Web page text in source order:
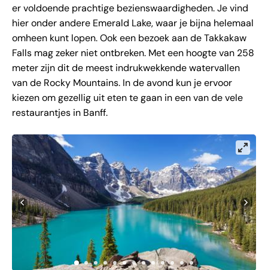
er voldoende prachtige bezienswaardigheden. Je vind
hier onder andere Emerald Lake, waar je bijna helemaal
omheen kunt lopen. Ook een bezoek aan de Takkakaw
Falls mag zeker niet ontbreken. Met een hoogte van 258
meter zijn dit de meest indrukwekkende watervallen
van de Rocky Mountains. In de avond kun je ervoor
kiezen om gezellig uit eten te gaan in een van de vele
restaurantjes in Banff.